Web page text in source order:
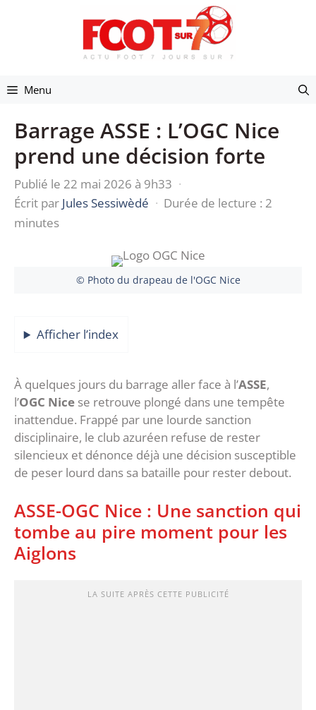
Menu
Barrage ASSE : L’OGC Nice
prend une décision forte
Publié le 22 mai 2026 à 9h33 ·
Écrit par Jules Sessiwèdé · Durée de lecture : 2
minutes
© Photo du drapeau de l'OGC Nice
Afficher l’index
‎À quelques jours du barrage aller face à l’ASSE,
l’OGC Nice se retrouve plongé dans une tempête
inattendue. Frappé par une lourde sanction
disciplinaire, le club azuréen refuse de rester
silencieux et dénonce déjà une décision susceptible
de peser lourd dans sa bataille pour rester debout.
‎ASSE-OGC Nice : Une sanction qui
tombe au pire moment pour les
Aiglons
LA SUITE APRÈS CETTE PUBLICITÉ